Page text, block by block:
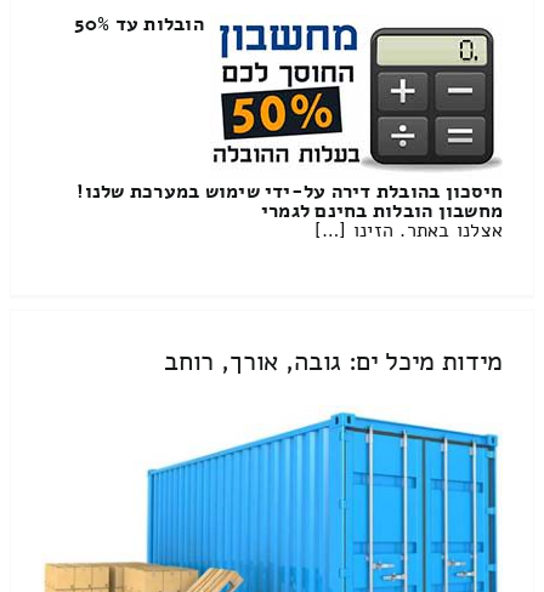
הובלות עד 50%
חיסכון בהובלת דירה על-ידי שימוש במערכת שלנו!
מחשבון הובלות בחינם לגמרי
אצלנו באתר. הזינו […]
מידות מיכל ים: גובה, אורך, רוחב